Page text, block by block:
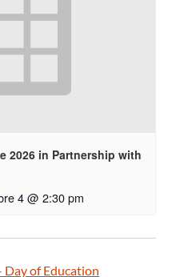
2026 in Partnership with
4 @ 2:30 pm
Day of Education